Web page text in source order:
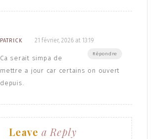
PATRICK 21 février, 2026 at 13:19
Répondre
Ca serait simpa de
mettre a jour car certains on ouvert
depuis.
Leave a Reply